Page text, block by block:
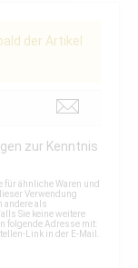
der Artikel
zur Kenntnis
für ähnliche Waren und
Verwendung
andere als
Sie keine weitere
folgende Adresse mit:
Link in der E-Mail.